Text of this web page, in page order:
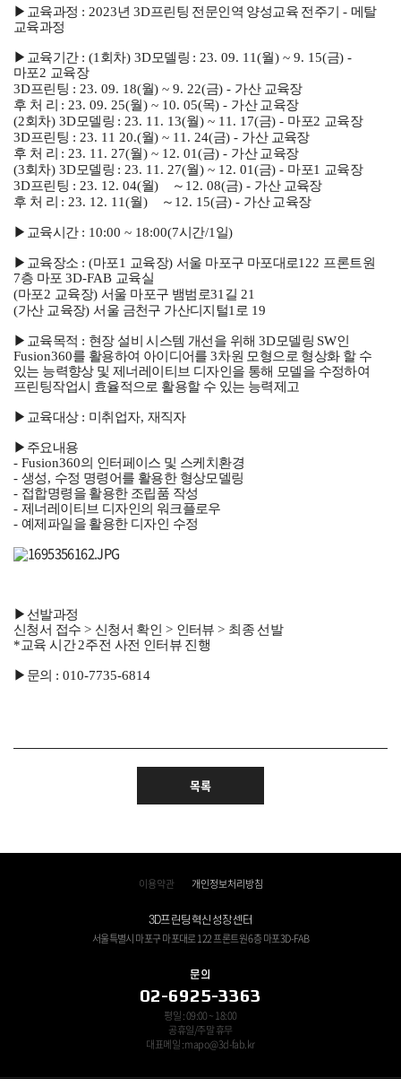
▶ 교육과정 : 2023년 3D프린팅 전문인역 양성교육 전주기-메탈
교육과정
▶ 교육기간 : (1 회차) 3D모델링 : 23. 09. 11(월) ~ 9. 15(금) -
마포2 교육장
3D프린팅 : 23. 09. 18(월) ~ 9. 22(금) - 가산 교육장
후 처 리 : 23. 09. 25(월) ~ 10. 05(목) - 가산 교육장
(2회차) 3D모델링 : 23. 11. 13(월) ~ 11. 17(금) - 마포2 교육장
3D프린팅 : 23. 11 20.(월) ~ 11. 24(금) - 가산 교육장
후 처 리 : 23. 11. 27(월) ~ 12. 01(금) - 가산 교육장
(3회차) 3D모델링 : 23. 11. 27(월) ~ 12. 01(금) - 마포1 교육장
3D프린팅 : 23. 12. 04(월) ～ 12. 08(금) - 가산 교육장
후 처 리 : 23. 12. 11(월)～ 12. 15(금) - 가산 교육장
▶ 교육시간 : 10:00 ~ 18:00(7시간/1 일)
▶ 교육장소 : (마포1 교육장)서울 마포구 마포대로122 프론트원
7층 마포 3D-FAB 교육실
(마포2 교육장)서울 마포구 뱀범로31 길 21
(가산 교육장)서울 금천구 가산디지털1 로 19
▶ 교육목적 : 현장 설비 시스템 개선을 위해 3D모델링 SW인
Fusion360를 활용하여 아이디어를3차원 모형으로 형상화 할 수
있는 능력향상 및 제너레이티브 디자인을 통해 모델을 수정하여
프린팅작업시 효율적으로 활용할 수 있는 능력제고
▶ 교육대상 : 미취업자, 재직자
▶ 주요내용
- Fusion360의 인터페이스 및 스케치환경
- 생성, 수정 명령어를 활용한 형상모델링
- 접합명령을 활용한 조립품 작성
- 제너레이티브 디자인의 워크플로우
- 예제파일을 활용한 디자인 수정
▶ 선발과정
신청서 접수 > 신청서 확인 > 인터뷰> 최종 선발
*교육 시간2주전 사전 인터뷰 진행
▶ 문의 : 010-7735-6814
목록
이용약관 개인정보처리방침
3D프린팅혁신성장센터
서울특별시 마포구 마포대로 122 프론트원 6층 마포3D-FAB
문의
02-6925-3363
평일 : 09:00 ~ 18:00
공휴일/주말 휴무
대표메일 : mapo@3d-fab.kr